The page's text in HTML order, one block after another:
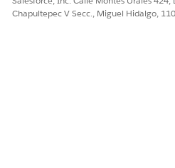
modo que las distribuciones
problemas por el equipo de TI
Chapultepec V Secc., Miguel Hidalgo,